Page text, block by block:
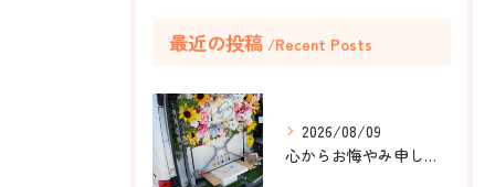
最近の投稿 Recent Posts
2026/08/09
心からお悔やみ申し上げます。